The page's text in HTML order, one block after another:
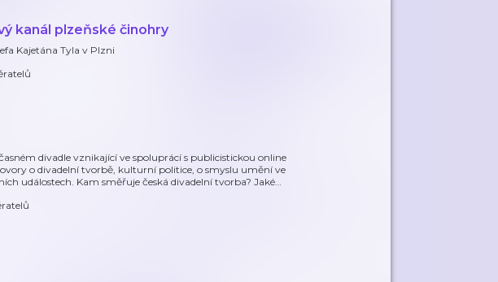
kanál plzeňské činohry
Kajetána Tyla v Plzni
divadle vznikající ve spoluprácí s publicistickou online
o divadelní tvorbě, kulturní politice, o smyslu umění ve
událostech. Kam směřuje česká divadelní tvorba? Jaké…